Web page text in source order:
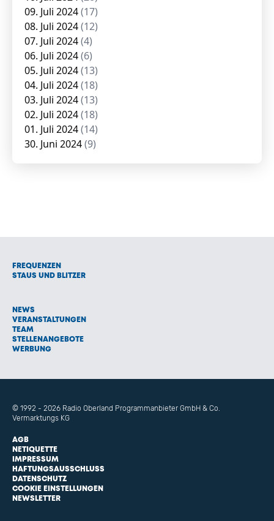
09. Juli 2024(17)
08. Juli 2024(12)
07. Juli 2024(4)
06. Juli 2024(6)
05. Juli 2024(13)
04. Juli 2024(18)
03. Juli 2024(13)
02. Juli 2024(18)
01. Juli 2024(14)
30. Juni 2024(9)
FREQUENZEN
STAUS UND BLITZER
NEWS
VERANSTALTUNGEN
TEAM
STELLENANGEBOTE
WERBUNG
© 1992 - 2026 Radio Oberland Programmanbieter GmbH & Co.
Vermarktungs KG
AGB
NETIQUETTE
IMPRESSUM
HAFTUNGSAUSSCHLUSS
DATENSCHUTZ
COOKIE EINSTELLUNGEN
NEWSLETTER